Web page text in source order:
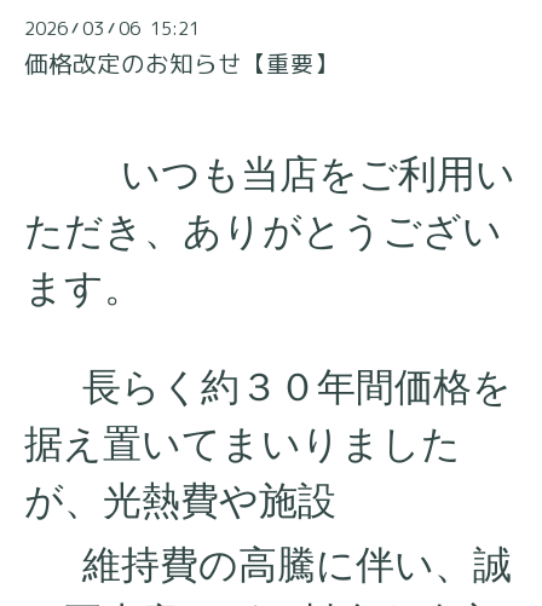
2026/03 /06 15:21
価格改定のお知らせ【重要】
いつも当店をご利用い
ただき、ありがとうござい
ます。
長らく約３０年間価格を
据え置いてまいりました
が、光熱費や施設
維持費の高騰に伴い、誠